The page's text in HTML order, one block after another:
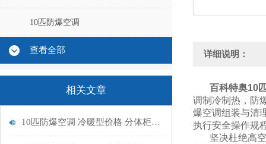
10匹防爆空调
查看全部
相关文章
10匹防爆空调 冷暖型价格 分体柜式BLF-28 性能参数
详细说明：
百科特奥10
调制冷制热，防
爆空调组装与清
执行安全操作规
坚决杜绝高